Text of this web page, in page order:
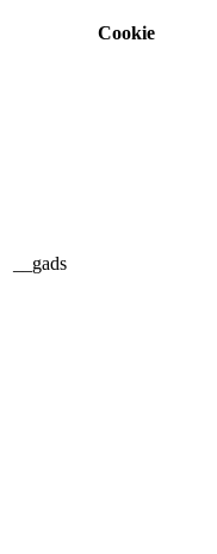
Cookie
__gads